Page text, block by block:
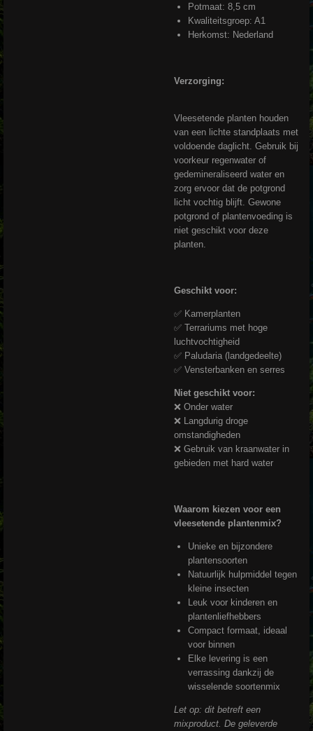
Potmaat: 8,5 cm
Kwaliteitsgroep: A1
Herkomst: Nederland
Verzorging:
Vleesetende planten houden
van een lichte standplaats met
voldoende daglicht. Gebruik bij
voorkeur regenwater of
gedemineraliseerd water en
zorg ervoor dat de potgrond
licht vochtig blijft. Gewone
potgrond of plantenvoeding is
niet geschikt voor deze
planten.
Geschikt voor:
✅ Kamerplanten
✅ Terrariums met hoge
luchtvochtigheid
✅ Paludaria (landgedeelte)
✅ Vensterbanken en serres
Niet geschikt voor:
❌ Onder water
❌ Langdurig droge
omstandigheden
❌ Gebruik van kraanwater in
gebieden met hard water
Waarom kiezen voor een
vleesetende plantenmix?
Unieke en bijzondere
plantensoorten
Natuurlijk hulpmiddel tegen
kleine insecten
Leuk voor kinderen en
plantenliefhebbers
Compact formaat, ideaal
voor binnen
Elke levering is een
verrassing dankzij de
wisselende soortenmix
Let op: dit betreft een
mixproduct. De geleverde